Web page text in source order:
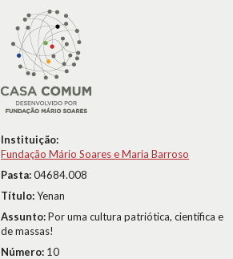
Instituição:
Fundação Mário Soares e Maria Barroso
Pasta:04684.008
Título:Yenan
Assunto:Por uma cultura patriótica, científica e
de massas!
Número: 10